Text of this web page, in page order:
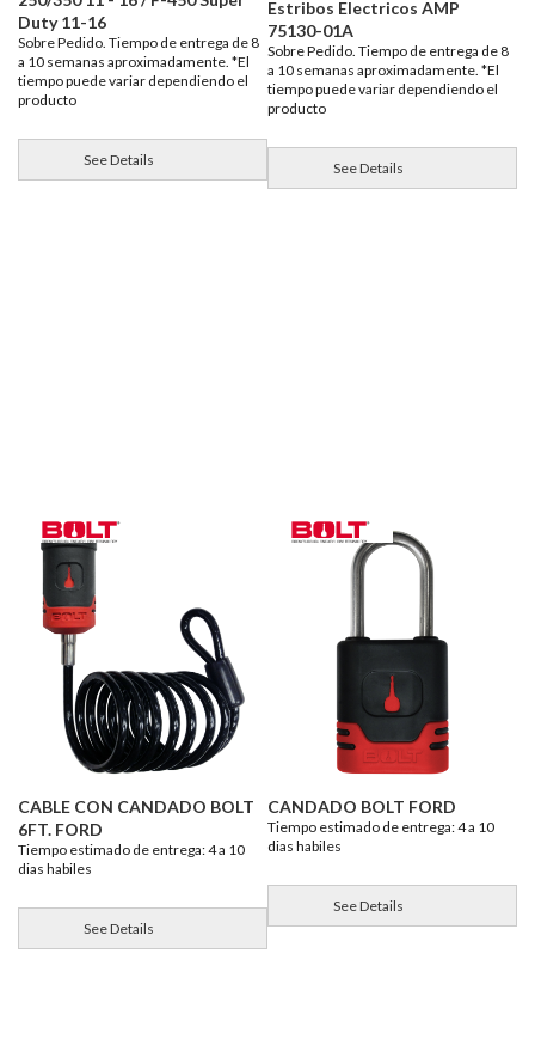
Duty 11-16
Sobre Pedido. Tiempo de entrega de 8
a 10 semanas aproximadamente. *El
tiempo puede variar dependiendo el
producto
See Details
Estribos Electricos AMP
75130-01A
Sobre Pedido. Tiempo de entrega de 8
a 10 semanas aproximadamente. *El
tiempo puede variar dependiendo el
producto
See Details
CABLE CON CANDADO BOLT
6FT. FORD
Tiempo estimado de entrega: 4 a 10
dias habiles
See Details
CANDADO BOLT FORD
Tiempo estimado de entrega: 4 a 10
dias habiles
See Details